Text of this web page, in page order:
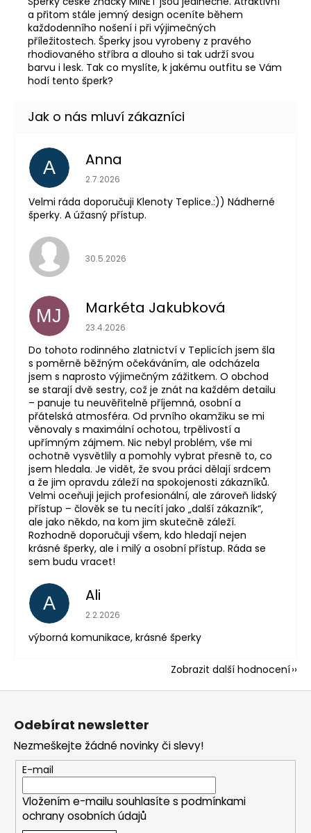
a přitom stále jemný design oceníte během
každodenního nošení i při výjimečných
příležitostech. Šperky jsou vyrobeny z pravého
rhodiovaného stříbra a dlouho si tak udrží svou
barvu i lesk. Tak co myslíte, k jakému outfitu se Vám
hodí tento šperk?
A Anna
Hodnocení obchodu je 5 z 5 hvězdiček.
2.7.2026
Velmi ráda doporučuji Klenoty Teplice.:)) Nádherné
šperky. A úžasný přístup.
Hodnocení obchodu je 5 z 5 hvězdiček.
30.5.2026
MJ Markéta Jakubková
Hodnocení obchodu je 5 z 5 hvězdiček.
23.4.2026
Do tohoto rodinného zlatnictví v Teplicích jsem šla
s poměrně běžným očekáváním, ale odcházela
jsem s naprosto výjimečným zážitkem. O obchod
se starají dvě sestry, což je znát na každém detailu
– panuje tu neuvěřitelně příjemná, osobní a
přátelská atmosféra. Od prvního okamžiku se mi
věnovaly s maximální ochotou, trpělivostí a
upřímným zájmem. Nic nebyl problém, vše mi
ochotně vysvětlily a pomohly vybrat přesně to, co
jsem hledala. Je vidět, že svou práci dělají srdcem
a že jim opravdu záleží na spokojenosti zákazníků.
Velmi oceňuji jejich profesionální, ale zároveň lidský
přístup – člověk se tu necítí jako „další zákazník“,
ale jako někdo, na kom jim skutečně záleží.
Rozhodně doporučuji všem, kdo hledají nejen
krásné šperky, ale i milý a osobní přístup. Ráda se
sem budu vracet!
A Ali
Hodnocení obchodu je 5 z 5 hvězdiček.
2.2.2026
výborná komunikace, krásné šperky
Zobrazit další hodnocení
Z
Odebírat newsletter
Nezmeškejte žádné novinky či slevy!
E-mail
Vložením e-mailu souhlasíte s podmínkami
ochrany osobních údajů